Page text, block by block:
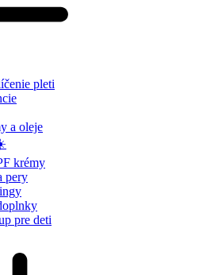
pleti
a oleje
krémy
pery
pre deti